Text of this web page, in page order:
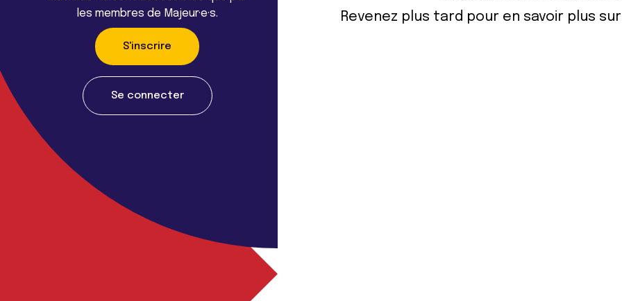
les membres de Majeur·e·s.
S'inscrire
Se connecter
Revenez plus tard pour en savoir plus